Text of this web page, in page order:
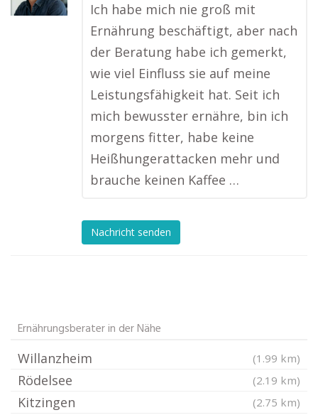
Ich habe mich nie groß mit
Ernährung beschäftigt, aber nach
der Beratung habe ich gemerkt,
wie viel Einfluss sie auf meine
Leistungsfähigkeit hat. Seit ich
mich bewusster ernähre, bin ich
morgens fitter, habe keine
Heißhungerattacken mehr und
brauche keinen Kaffee …
Nachricht senden
Ernährungsberater in der Nähe
Willanzheim (1.99 km)
Rödelsee (2.19 km)
Kitzingen (2.75 km)